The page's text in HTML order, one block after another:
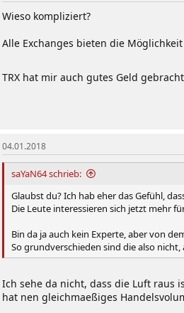
Wieso kompliziert?
Alle Exchanges bieten die
TRX hat mir auch gutes Geld
04.01.2018
saYaN64 schrieb:
Glaubst du? Ich hab eher das Gefühl,
Die Leute interessieren sich jetzt mehr
Bin da ja auch kein Experte, aber von
So grundverschieden sind die also
Ich sehe da nicht, dass die Luft raus
hat nen gleichmaeßiges